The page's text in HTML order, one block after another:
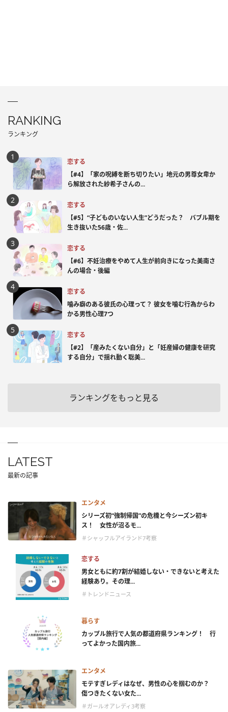
RANKING
ランキング
恋する
【#4】「家の呪縛を断ち切りたい」地元の男尊女卑か
ら解放された紗希子さんの...
恋する
【#5】“子どものいない人生”どうだった？ バブル期を
生き抜いた56歳・佐...
恋する
【#6】不妊治療をやめて人生が前向きになった美南さ
んの場合・後編
恋する
噛み癖のある彼氏の心理って？ 彼女を噛む行為からわ
かる男性心理7つ
恋する
【#2】「産みたくない自分」と「妊産婦の健康を研究
する自分」で揺れ動く聡美...
ランキングをもっと見る
LATEST
最新の記事
エンタメ
シリーズ初“強制帰国”の危機と今シーズン初キ
ス！ 女性が沼るモ...
＃シャッフルアイランド7考察
恋する
男女ともに約7割が結婚しない・できないと考えた
経験あり。その理...
＃トレンドニュース
暮らす
カップル旅行で人気の都道府県ランキング！ 行
ってよかった国内旅...
エンタメ
モテすぎレディはなぜ、男性の心を掴むのか？
傷つきたくない女た...
＃ガールオアレディ3考察